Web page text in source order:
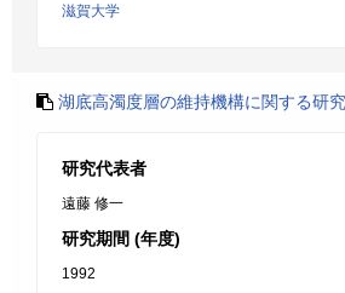
滋賀大学
湖底高濁度層の維持機構に関する研究
研究代表者
遠藤 修一
研究期間 (年度)
1992